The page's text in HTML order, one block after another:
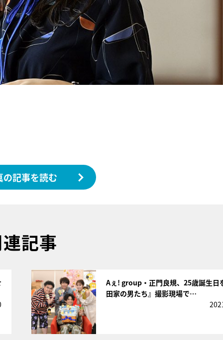
の記事を読む
記事
Aぇ! group・正門良規、25歳誕生日
田家の男たち』撮影現場で…